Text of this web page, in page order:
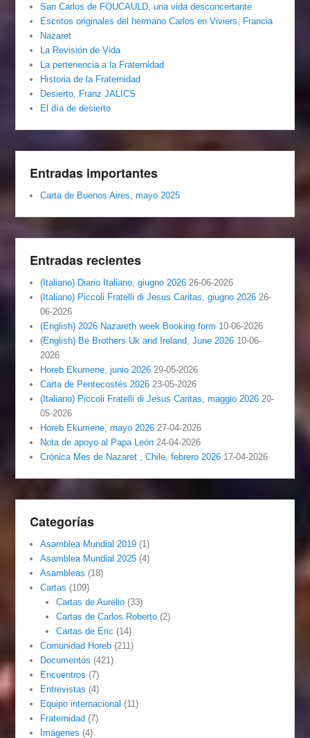
San Carlos de FOUCAULD, una vida desconcertante
Escritos originales del hermano Carlos en Viviers, Francia
Nazaret
La Revisión de Vida
La pertenencia a la Fraternidad
Historia de la Fraternidad
Desierto, Franz JALICS
El día de desierto
Entradas importantes
Carta de Buenos Aires, mayo 2025
Entradas recientes
(Italiano) Diario Italiano, giugno 2026 26-06-2026
(Italiano) Piccoli Fratelli di Jesus Caritas, giugno 2026 26-
06-2026
(English) 2026 Nazareth week Booking form 10-06-2026
(English) Be Brothers Uk and Ireland, June 2026 10-06-
2026
Horeb Ekumene, junio 2026 29-05-2026
Carta de Pentecostés 2026 23-05-2026
(Italiano) Piccoli Fratelli di Jesus Caritas, maggio 2026 20-
05-2026
Horeb Ekumene, mayo 2026 27-04-2026
Nota de apoyo al Papa León 24-04-2026
Crónica Mes de Nazaret , Chile, febrero 2026 17-04-2026
Categorías
Asamblea Mundial 2019 (1)
Asamblea Mundial 2025 (4)
Asambleas (18)
Cartas (109)
Cartas de Aurelio(33)
Cartas de Carlos Roberto(2)
Cartas de Eric (14)
Comunidad Horeb (211)
Documentos (421)
Encuentros (7)
Entrevistas (4)
Equipo internacional (11)
Fraternidad (7)
Imágenes (4)